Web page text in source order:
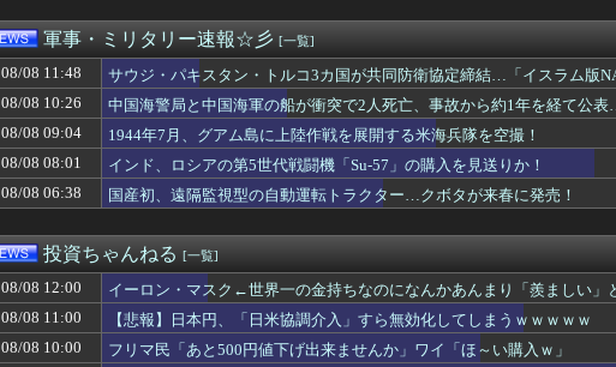
【画像あり】インフルエンサー「20歳でアルファード一括で買えちゃう私って素敵」
高市総理「物価上昇を上回る賃上げを日本に定着させる」 →国家公務員月給3.51...
中国「日本は原爆被害者の立場で同情を買おうとするのを止めろ」
毛沢東語録を作った男、自分の序文ごと消された
【動画】女性審判炎上ｗｗｗｗｗｗｗｗｗｗｗｗｗｗｗｗｗ
高市総理の靖国参拝 木原官房長官「ご自身で適切に判断」[8/7]
【重要】時事通信の分かりづらい記事でネット混乱！「特定技能2号に5年枠登場」を...
「さりげなく凄いこと言ってない？」と財務官僚の増上慢っぷりに衝撃を受ける人が
埼玉県戸田市議の河合ゆうすけ氏、2027年8月の埼玉県知事選への立候補を表明
みんな知ってたのが常識 〜 【国際】韓国サッカーのイメージが墜落
【画像】イオンの店頭に貼られた『ポケカの販売案内』が強気すぎると話題にｗｗｗ
最新の日本人が減り、外国人が増えた街市ランキングをご覧下さい→5位川口市、4位
【財務省人事】エース級の財務官僚・一松旬氏が“異例転出”へ 官邸幹部「協力的で...
【速報】江別大学生暴行死 “主犯格”の特定少年・川口侑斗被告に「無期懲役」の判...
中国「日本は原爆被害者の立場で同情を買おうとするのを止めろ」
軍事・ミリタリー速報☆彡 [一覧]
08/08 11:48
サウジ・パキスタン・トルコ3カ国が共同防衛協定締結…「イスラム版
08/08 10:26
中国海警局と中国海軍の船が衝突で2人死亡、事故から約1年を経て公
08/08 09:04
1944年7月、グアム島に上陸作戦を展開する米海兵隊を空撮！
08/08 08:01
インド、ロシアの第5世代戦闘機「Su-57」の購入を見送りか！
08/08 06:38
国産初、遠隔監視型の自動運転トラクター…クボタが来春に発売！
投資ちゃんねる [一覧]
08/08 12:00
イーロン・マスク←世界一の金持ちなのになんかあんまり「羨ましい」
08/08 11:00
【悲報】日本円、「日米協調介入」すら無効化してしまうｗｗｗｗｗ
08/08 10:00
フリマ民「あと500円値下げ出来ませんか」ワイ「ほ～い購入ｗ」